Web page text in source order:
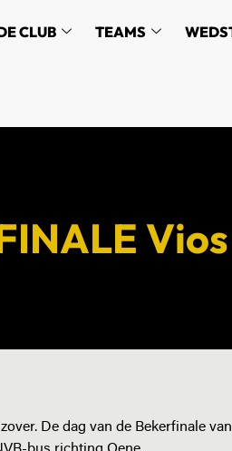
CLUB TEAMS
De dag van de Bekerfinale